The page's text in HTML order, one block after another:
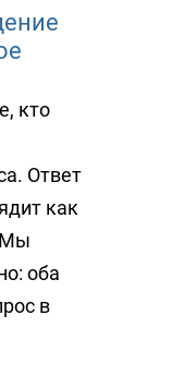
кто
Ответ
как
Мы
оба
в